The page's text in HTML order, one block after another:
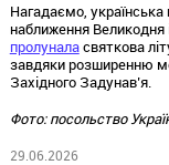
Нагадаємо,
наближення
пролуналасвяткова
завдяки розширенню
Західного Задунав’я.
Фото: посольство
29.06.2026